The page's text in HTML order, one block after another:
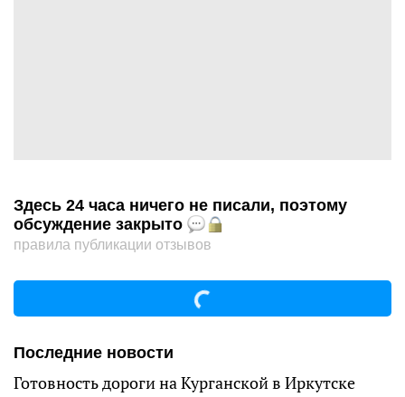
Здесь 24 часа ничего не писали, поэтому
обсуждение закрыто
правила публикации отзывов
Последние новости
Готовность дороги на Курганской в Иркутске